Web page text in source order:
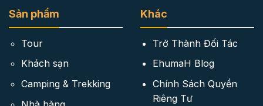
Sản phẩm
Tour
Khách sạn
Camping & Trekking
Khác
Trở Thành Đối Tác
EhumaH Blog
Chính Sách Quyền
Riêng Tư